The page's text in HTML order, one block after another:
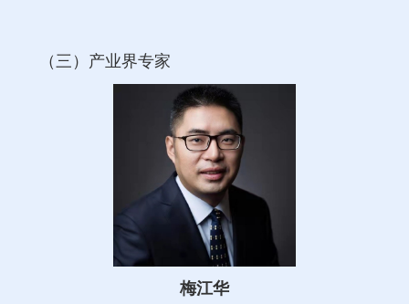
（三）产业界专家
梅江华